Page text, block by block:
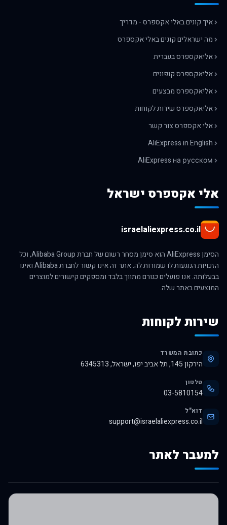
איך קונים באלי אקספרס - מדריך
מה ישראלים קונים באלי אקספרס
אליאקספרס בעברית
אליאקספרס קופונים
אליאקספרס מבצעים
אליאקספרס שירות לקוחות
אלי אקספרס צור קשר
AliExpress in English
AliExpress на русском
אלי אקספרס ישראל
israelaliexpress.co.il
הסימן AliExpress הוא סימן מסחר רשום של חברת Alibaba Group, וכל
הזכויות הנוגעות לו שמורות לה. אתר זה אינו קשור לחברת Alibaba ואינו
בבעלותה. אנו פועלים כגורם מתווך בלבד ומספקים קישורים למוצרים
המוצעים באתר שלה.
שירות לקוחות
כתובת המשרד
הירקון 145, תל אביב יפו, ישראל, 6345313
טלפון
03-5810154
דוא"ל
support@israelaliexpress.co.il
למעבר לאתר
לרכישה באלי אקספרס